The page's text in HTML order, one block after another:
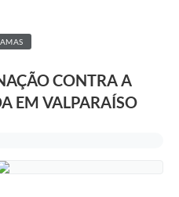
CONTRA A
EM VALPARAÍSO